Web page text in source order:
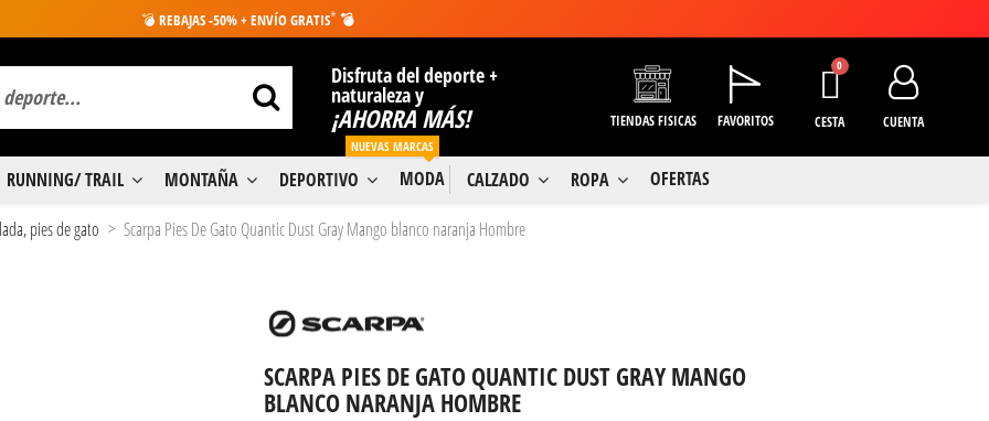
💣 REBAJAS -50% + ENVÍO GRATIS* 💣
Disfruta del deporte +
naturaleza y
¡AHORRA MÁS! TIENDAS FISICAS FAVORITOS CESTA CUENTA
RUNNING/ TRAIL MONTAÑA DEPORTIVO MODA
NUEVAS MARCAS
CALZADO ROPA OFERTAS
pies de gato Scarpa Pies De Gato Quantic Dust Gray Mango blanco naranja Hombre
SCARPA PIES DE GATO QUANTIC DUST GRAY MANGO
BLANCO NARANJA HOMBRE